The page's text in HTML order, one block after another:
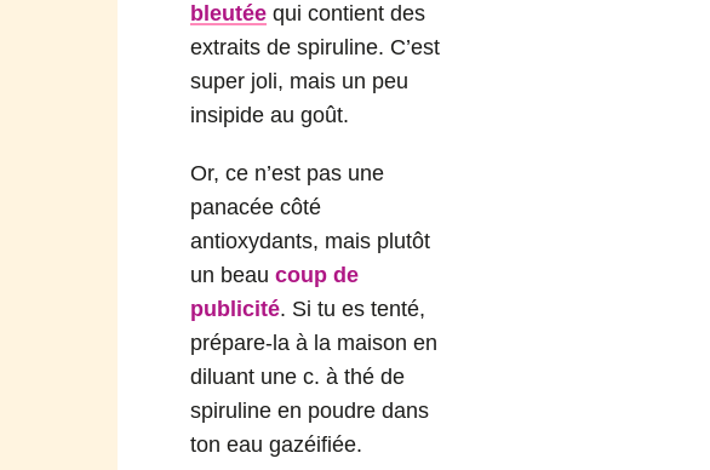
bleutée qui contient des
extraits de spiruline. C’est
super joli, mais un peu
insipide au goût.
Or, ce n’est pas une
panacée côté
antioxydants, mais plutôt
un beau coup de
publicité. Si tu es tenté,
prépare-la à la maison en
diluant une c. à thé de
spiruline en poudre dans
ton eau gazéifiée.